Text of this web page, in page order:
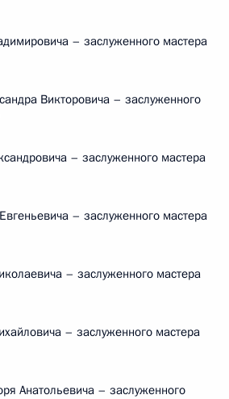
– заслуженного мастера
Викторовича – заслуженного
– заслуженного мастера
– заслуженного мастера
– заслуженного мастера
– заслуженного мастера
Анатольевича – заслуженного